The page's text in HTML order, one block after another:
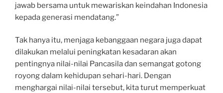
jawab bersama untuk mewariskan keindahan Indonesia
kepada generasi mendatang.”
Tak hanya itu, menjaga kebanggaan negara juga dapat
dilakukan melalui peningkatan kesadaran akan
pentingnya nilai-nilai Pancasila dan semangat gotong
royong dalam kehidupan sehari-hari. Dengan
menghargai nilai-nilai tersebut, kita turut memperkuat